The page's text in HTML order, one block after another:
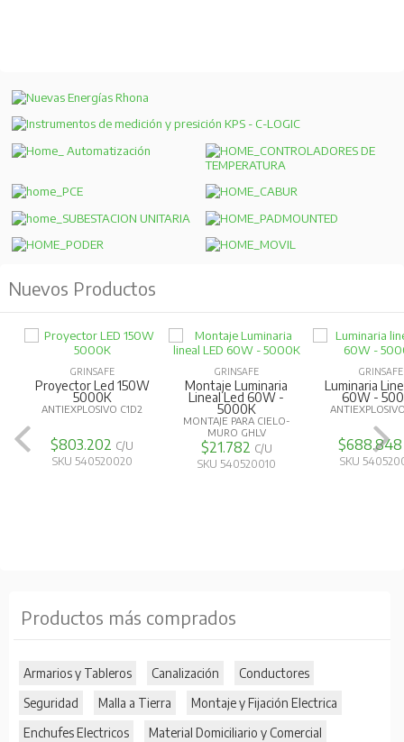
Nuevos Productos
GRINSAFE
Proyector Led 150W
5000K
ANTIEXPLOSIVO C1D2
$803.202 C/U
SKU 540520020
GRINSAFE
Montaje Luminaria
Lineal Led 60W -
5000K
MONTAJE PARA CIELO-
MURO GHLV
$21.782 C/U
SKU 540520010
GRINSAFE
Luminaria
60W -
SKU
Productos más comprados
Armarios y Tableros Canalización
Conductores
Seguridad
Malla a Tierra
Montaje y Fijación Electrica
Enchufes Electricos
Material Domiciliario y Comercial